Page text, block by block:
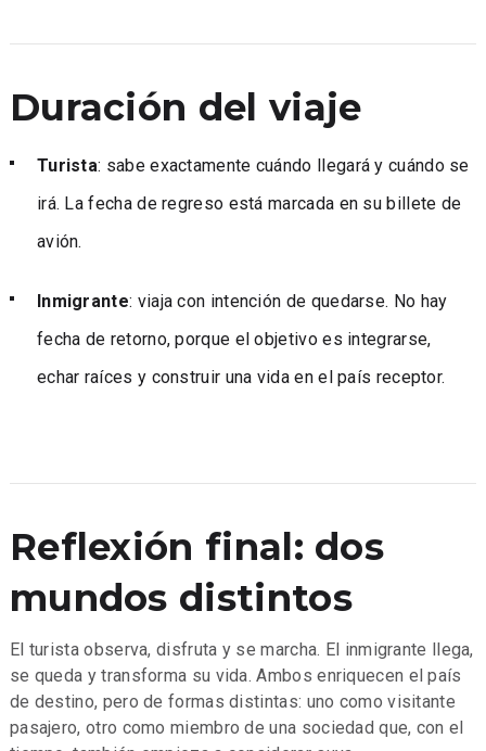
Duración del viaje
Turista: sabe exactamente cuándo llegará y cuándo se
irá. La fecha de regreso está marcada en su billete de
avión.
Inmigrante: viaja con intención de quedarse. No hay
fecha de retorno, porque el objetivo es integrarse,
echar raíces y construir una vida en el país receptor.
Reflexión final: dos
mundos distintos
El turista observa, disfruta y se marcha. El inmigrante llega,
se queda y transforma su vida. Ambos enriquecen el país
de destino, pero de formas distintas: uno como visitante
pasajero, otro como miembro de una sociedad que, con el